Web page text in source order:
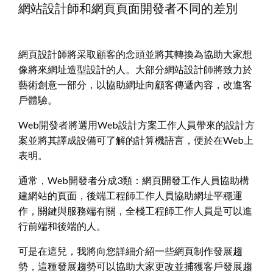
網站設計師和網頁頁面開發者不同的差別
網頁設計師將采取顧客的念頭並將其轉換為協助大家想
像將來網址造型設計的人。大部分網站設計師將致力於
藝術創意一部分，以協助網址向顧客傳遞內容，改進客
戶體驗。
Web開發者將選用Web設計方案工作人員帶來的設計方
案並將其譯成設備可了解的計算機語言，便於在Web上
表明。
通常，Web開發者分成3類：網頁開發工作人員協助構
建網站的頁面，後端工程師工作人員協助網址平穩運
作，關鍵與服務端有關，全棧工程師工作人員是可以進
行前端和後端的人。
可是在這兒，我將向您詳細介紹一些網頁制作發展趨
勢，這種發展趨勢可以協助大家更改並捕獲客戶發展趨